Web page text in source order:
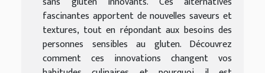
fascinantes apportent de nouvelles saveurs et
textures, tout en répondant aux besoins des
personnes sensibles au gluten. Découvrez
comment ces innovations changent vos